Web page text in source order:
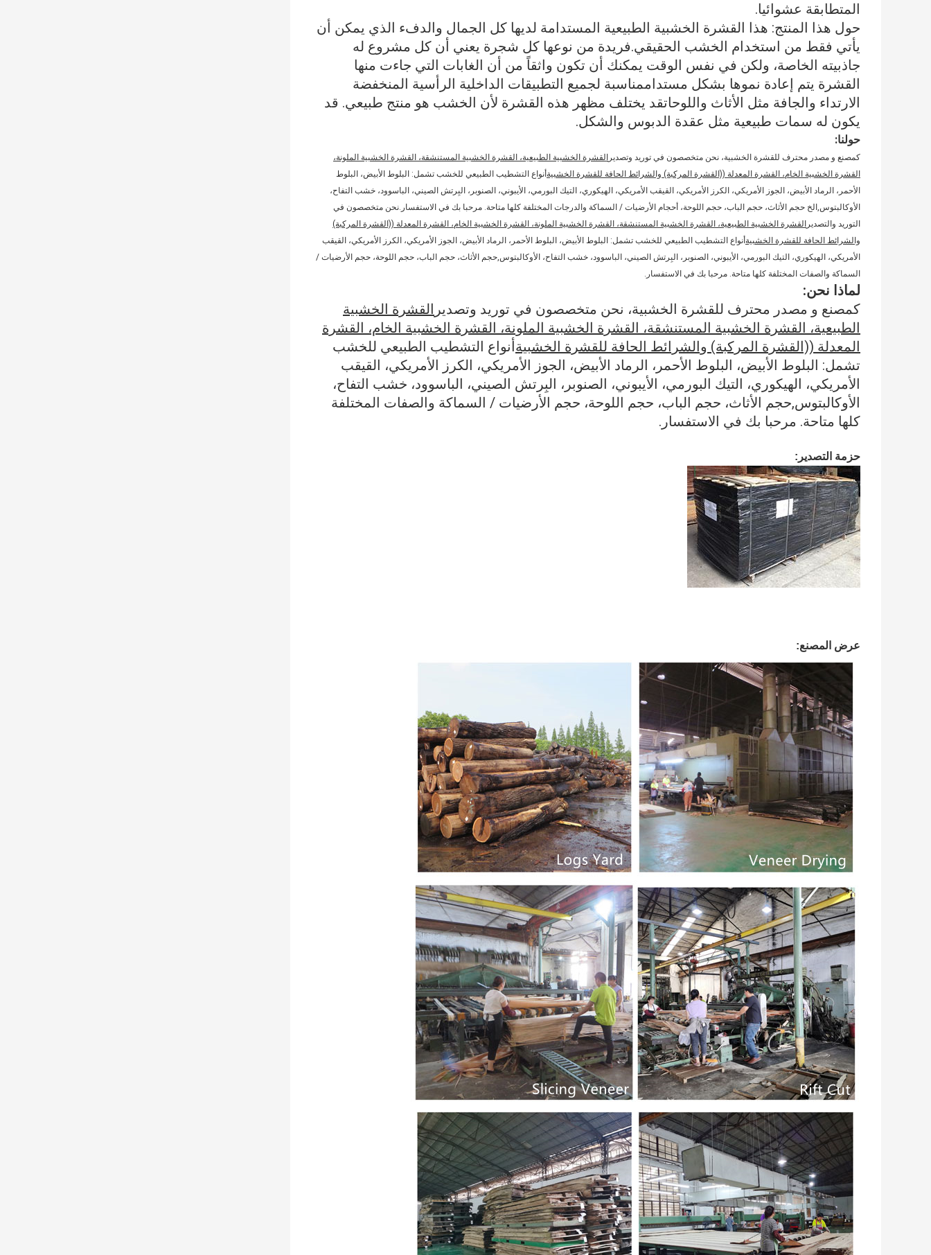
المتطابقة عشوائيا.
حول هذا المنتج: هذا القشرة الخشبية الطبيعية المستدامة لديها كل الجمال والدفء الذي يمكن أن
يأتي فقط من استخدام الخشب الحقيقي.فريدة من نوعها كل شجرة يعني أن كل مشروع له
جاذبيته الخاصة، ولكن في نفس الوقت يمكنك أن تكون واثقاً من أن الغابات التي جاءت منها
القشرة يتم إعادة نموها بشكل مستداممناسبة لجميع التطبيقات الداخلية الرأسية المنخفضة
الارتداء والجافة مثل الأثاث واللوحاتقد يختلف مظهر هذه القشرة لأن الخشب هو منتج طبيعي. قد
يكون له سمات طبيعية مثل عقدة الدبوس والشكل.
حولنا:
كمصنع و مصدر محترف للقشرة الخشبية، نحن متخصصون في توريد وتصدير القشرة الخشبية الطبيعية، القشرة الخشبية المستنشقة، القشرة الخشبية الملونة،
القشرة الخشبية الخام، القشرة المعدلة ((القشرة المركبة) والشرائط الحافة للقشرة الخشبية أنواع التشطيب الطبيعي للخشب تشمل: البلوط الأبيض، البلوط
الأحمر، الرماد الأبيض، الجوز الأمريكي، الكرز الأمريكي، القيقب الأمريكي، الهيكوري، التيك البورمي، الأيبوني، الصنوبر، البِرتش الصيني، الباسوود، خشب التفاح،
الأوكالبتوس,الخ حجم الأثاث، حجم الباب، حجم اللوحة، أحجام الأرضيات / السماكة والدرجات المختلفة كلها متاحة. مرحبا بك في الاستفسار.نحن متخصصون في
التوريد والتصدير القشرة الخشبية الطبيعية، القشرة الخشبية المستنشقة، القشرة الخشبية الملونة، القشرة الخشبية الخام، القشرة المعدلة ((القشرة المركبة)
والشرائط الحافة للقشرة الخشبية أنواع التشطيب الطبيعي للخشب تشمل: البلوط الأبيض، البلوط الأحمر، الرماد الأبيض، الجوز الأمريكي، الكرز الأمريكي، القيقب
الأمريكي، الهيكوري، التيك البورمي، الأيبوني، الصنوبر، البِرتش الصيني، الباسوود، خشب التفاح، الأوكالبتوس,حجم الأثاث، حجم الباب، حجم اللوحة، حجم الأرضيات /
السماكة والصفات المختلفة كلها متاحة. مرحبا بك في الاستفسار.
لماذا نحن:
كمصنع و مصدر محترف للقشرة الخشبية، نحن متخصصون في توريد وتصدير القشرة الخشبية
الطبيعية، القشرة الخشبية المستنشقة، القشرة الخشبية الملونة، القشرة الخشبية الخام، القشرة
المعدلة ((القشرة المركبة) والشرائط الحافة للقشرة الخشبيةأنواع التشطيب الطبيعي للخشب
تشمل: البلوط الأبيض، البلوط الأحمر، الرماد الأبيض، الجوز الأمريكي، الكرز الأمريكي، القيقب
الأمريكي، الهيكوري، التيك البورمي، الأيبوني، الصنوبر، البِرتش الصيني، الباسوود، خشب التفاح،
الأوكالبتوس,حجم الأثاث، حجم الباب، حجم اللوحة، حجم الأرضيات / السماكة والصفات المختلفة
كلها متاحة. مرحبا بك في الاستفسار.
حزمة التصدير:
عرض المصنع: